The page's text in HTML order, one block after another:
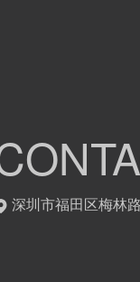
深圳市福田区梅林